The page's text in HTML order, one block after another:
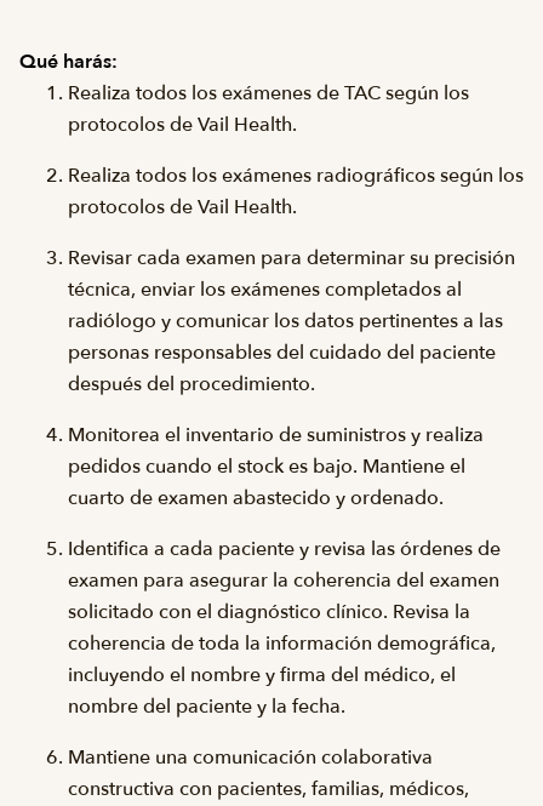
Qué harás:
Realiza todos los exámenes de TAC según los
protocolos de Vail Health.
Realiza todos los exámenes radiográficos según los
protocolos de Vail Health.
Revisar cada examen para determinar su precisión
técnica, enviar los exámenes completados al
radiólogo y comunicar los datos pertinentes a las
personas responsables del cuidado del paciente
después del procedimiento.
Monitorea el inventario de suministros y realiza
pedidos cuando el stock es bajo. Mantiene el
cuarto de examen abastecido y ordenado.
Identifica a cada paciente y revisa las órdenes de
examen para asegurar la coherencia del examen
solicitado con el diagnóstico clínico. Revisa la
coherencia de toda la información demográfica,
incluyendo el nombre y firma del médico, el
nombre del paciente y la fecha.
Mantiene una comunicación colaborativa
constructiva con pacientes, familias, médicos,